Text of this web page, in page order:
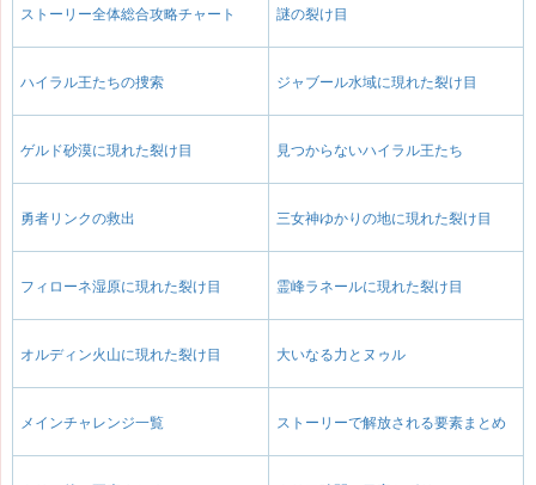
ストーリー全体総合攻略チャート 謎の裂け目
ハイラル王たちの捜索 ジャブール水域に現れた裂け目
ゲルド砂漠に現れた裂け目 見つからないハイラル王たち
勇者リンクの救出 三女神ゆかりの地に現れた裂け目
フィローネ湿原に現れた裂け目 霊峰ラネールに現れた裂け目
オルディン火山に現れた裂け目 大いなる力とヌゥル
メインチャレンジ一覧 ストーリーで解放される要素まとめ